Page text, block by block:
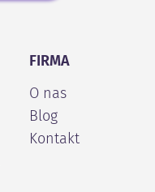
FIRMA
O nas
Blog
Kontakt